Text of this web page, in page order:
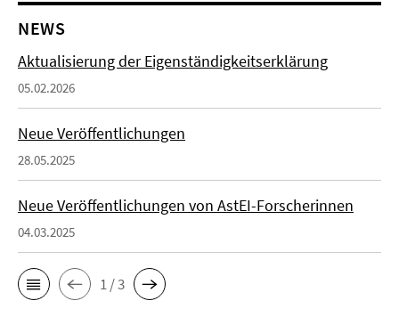
NEWS
Aktualisierung der Eigenständigkeitserklärung
05.02.2026
Neue Veröffentlichungen
28.05.2025
Neue Veröffentlichungen von AstEI-Forscherinnen
04.03.2025
1 / 3